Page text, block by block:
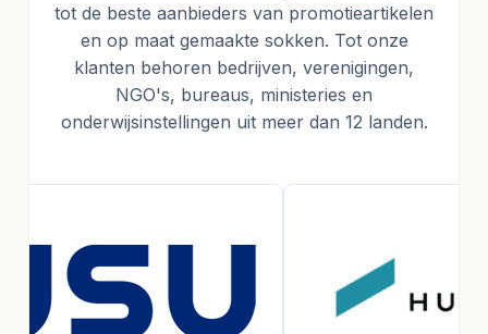
tot de beste aanbieders van promotieartikelen
en op maat gemaakte sokken. Tot onze
klanten behoren bedrijven, verenigingen,
NGO's, bureaus, ministeries en
onderwijsinstellingen uit meer dan 12 landen.